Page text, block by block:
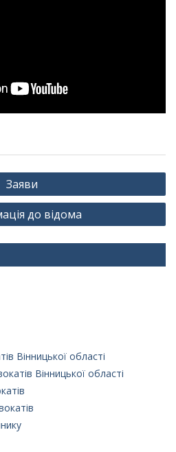
Заяви
до відома
Вінницької області
Вінницької області